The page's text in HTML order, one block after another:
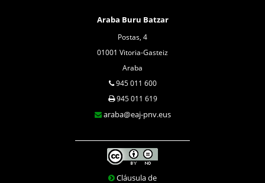
Araba Buru Batzar
Postas, 4
01001 Vitoria-Gasteiz
Araba
945 011 600
945 011 619
araba@eaj-pnv.eus
Cláusula de